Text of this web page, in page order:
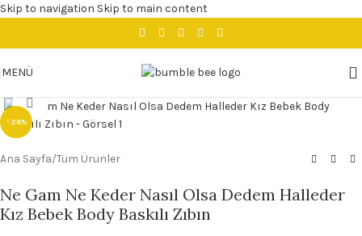
Skip to navigation Skip to main content
MENÜ
- 28%
Büyütmek için tıklayın
Ana Sayfa/Tüm Ürünler
Ne Gam Ne Keder Nasıl Olsa Dedem Halleder
Kız Bebek Body Baskılı Zıbın